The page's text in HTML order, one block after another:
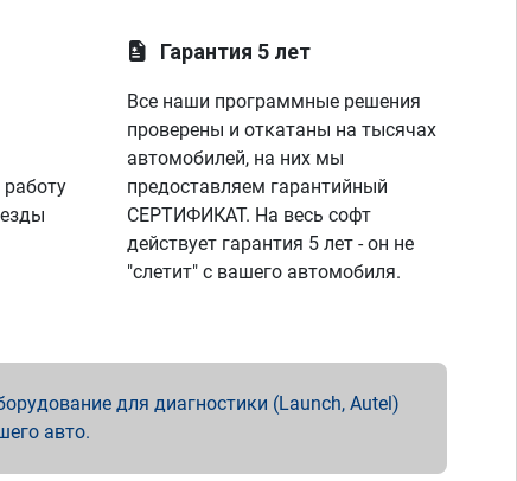
Гарантия 5 лет
Все наши программные решения
проверены и откатаны на тысячах
автомобилей, на них мы
предоставляем гарантийный
СЕРТИФИКАТ. На весь софт
действует гарантия 5 лет - он не
"слетит" с вашего автомобиля.
для диагностики (Launch, Autel)
авто.